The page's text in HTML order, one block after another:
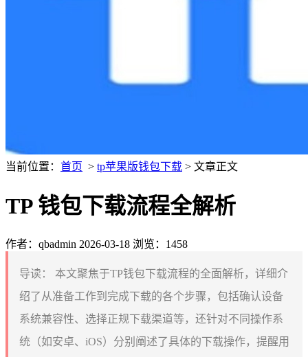
当前位置： 首页 > tp苹果版钱包下载 > 文章正文
TP 钱包下载流程全解析
作者：qbadmin 2026-03-18 浏览：1458
导读：
本文聚焦于TP钱包下载流程的全面解析，详细介
绍了从准备工作到完成下载的各个步骤，包括确认设备
系统兼容性、选择正规下载渠道等，还针对不同操作系
统（如安卓、iOS）分别阐述了具体的下载操作，提醒用